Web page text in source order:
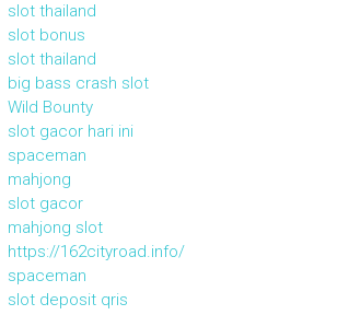
slot thailand
slot bonus
slot thailand
big bass crash slot
Wild Bounty
slot gacor hari ini
spaceman
mahjong
slot gacor
mahjong slot
https://162cityroad.info/
spaceman
slot deposit qris